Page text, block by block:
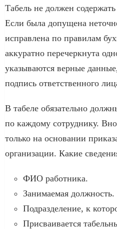
Табель не должен
Если была допущена
исправлена по правилам
аккуратно перечеркнута
указываются верные
подпись ответственного
В табеле обязательно
по каждому сотруднику.
только на основании
организации. Какие
ФИО работника.
Занимаемая должность.
Подразделение, к
Присваивается